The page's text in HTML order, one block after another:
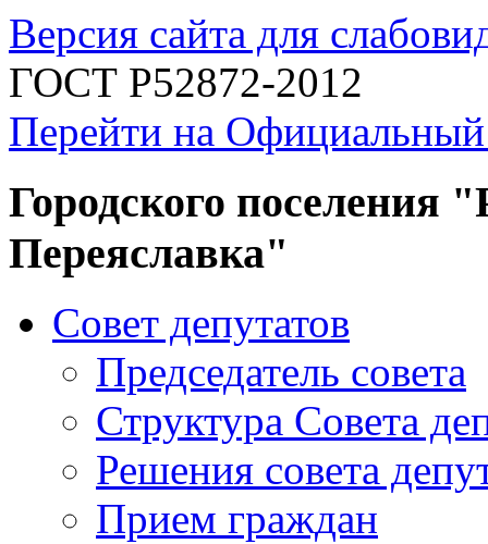
Версия сайта для
ГОСТ Р52872-2012
Перейти на
Городского поселения
Переяславка"
Совет депутатов
Председатель совета
Структура Совета
Решения совета
Прием граждан